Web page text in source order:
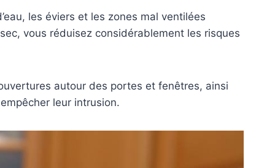
les éviers et les zones mal ventilées
vous réduisez considérablement les risques
autour des portes et fenêtres, ainsi
leur intrusion.